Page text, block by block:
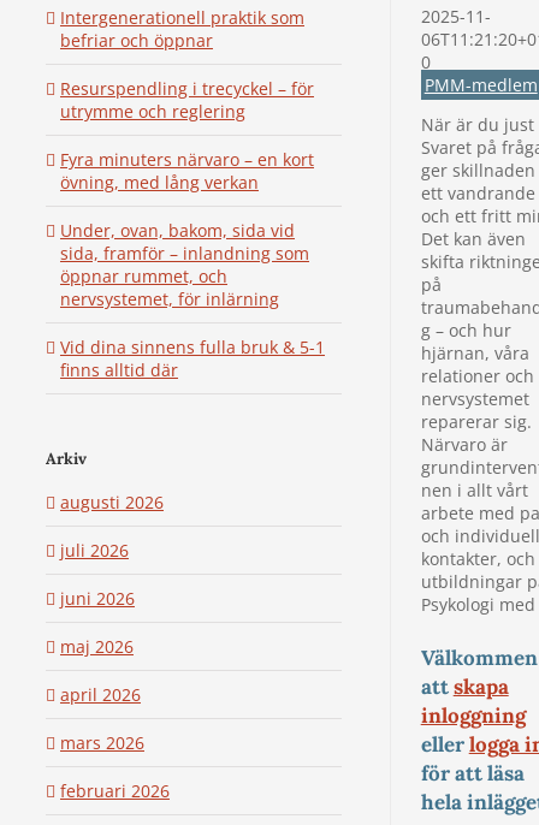
2025-11-
0
PMM-medlem
När är du just
Svaret på
ger skillnaden
ett vandrande
och ett fritt
Det kan även
skifta
på
g – och hur
hjärnan, våra
relationer och
nervsystemet
reparerar sig.
Närvaro är
nen i allt vårt
arbete med
och
kontakter, och
utbildningar
Psykologi
Välkommen
attskapa
inloggning
ellerlogga
för att läsa
hela
Intergenerationell praktik som
befriar och öppnar
Resurspendling i trecyckel – för
utrymme och reglering
Fyra minuters närvaro – en kort
övning, med lång verkan
Under, ovan, bakom, sida vid
sida, framför – inlandning som
öppnar rummet, och
nervsystemet, för inlärning
Vid dina sinnens fulla bruk & 5-1
finns alltid där
Arkiv
augusti 2026
juli 2026
juni 2026
maj 2026
april 2026
mars 2026
februari 2026